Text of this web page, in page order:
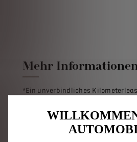
Mehr Informationen
*Ein unverbindliches
Niederlassung Deutschland,
Neu-Isenburg, für den N°7 Hybrid
kW (145 PS) Systemleistung (100